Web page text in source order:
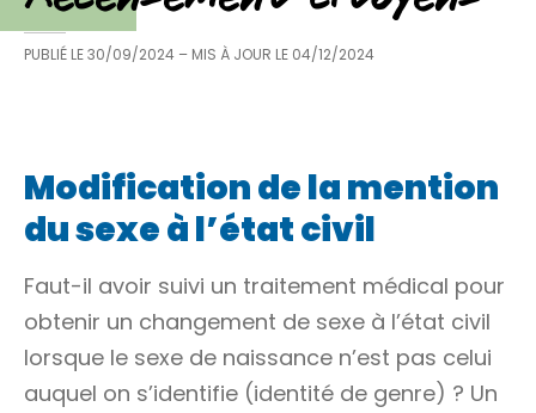
PUBLIÉ LE30/09/2024 – MIS À JOUR LE 04/12/2024
Modification de la mention
du sexe à l’état civil
Faut-il avoir suivi un traitement médical pour
obtenir un changement de sexe à l’état civil
lorsque le sexe de naissance n’est pas celui
auquel on s’identifie (identité de genre) ? Un